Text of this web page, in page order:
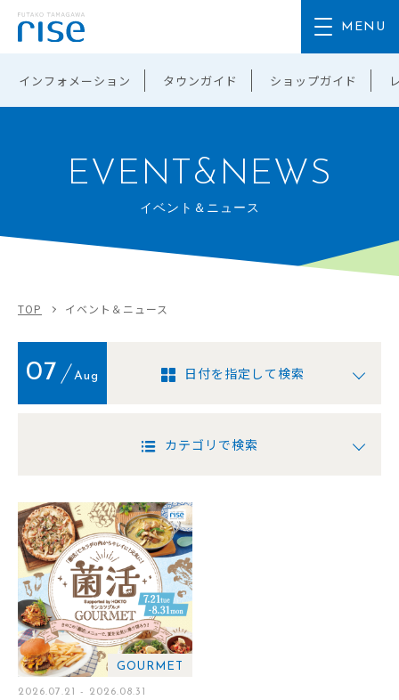
インフォメーション タウンガイド ショップガイド
EVENT&NEWS
イベント＆ニュース
TOP イベント＆ニュース
07 Aug 日付を指定して検索
カテゴリで検索
GOURMET
2026.07.21 - 2026.08.31